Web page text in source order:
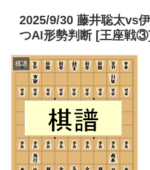
2025/9/30 藤井聡太vs
つAI形勢判断 [王座戦③]
棋譜